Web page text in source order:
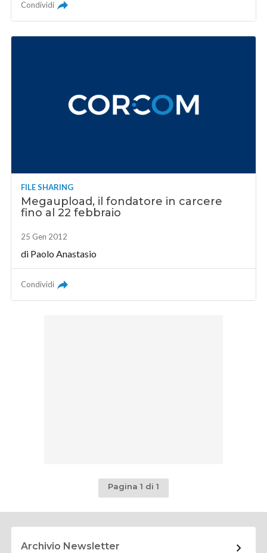
Condividi
FILE SHARING
Megaupload, il fondatore in carcere
fino al 22 febbraio
25 Gen 2012
di Paolo Anastasio
Condividi
Pagina 1 di 1
Archivio Newsletter